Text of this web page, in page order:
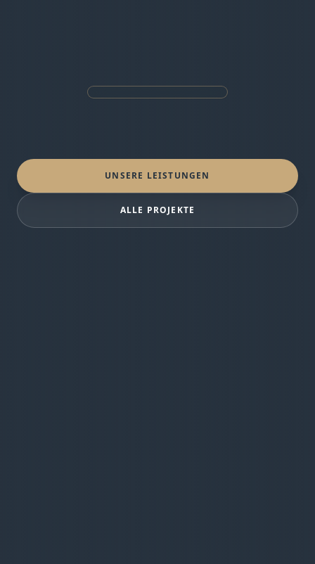
UNSERE LEISTUNGEN
ALLE PROJEKTE